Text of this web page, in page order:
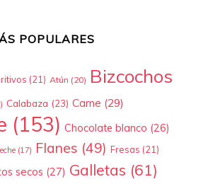
POPULARES
(21) Atún (20) Bizcochos
Calabaza (23) Carne (29)
(153) Chocolate blanco (26)
(17) Flanes (49) Fresas (21)
secos (27) Galletas (61)